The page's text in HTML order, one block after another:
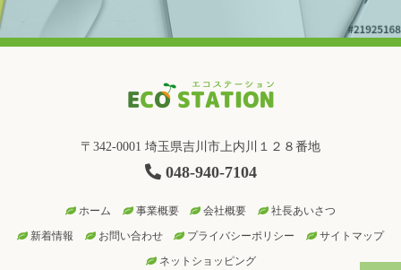
〒342-0001 埼玉県吉川市上内川１２８番地
048-940-7104
ホーム 事業概要 会社概要 社長あいさつ
新着情報 お問い合わせ プライバシーポリシー サイトマップ
ネットショッピング